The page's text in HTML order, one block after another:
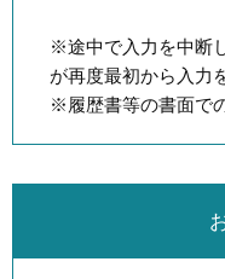
※途中で入力を中断
が再度最初から入力
※履歴書等の書面で